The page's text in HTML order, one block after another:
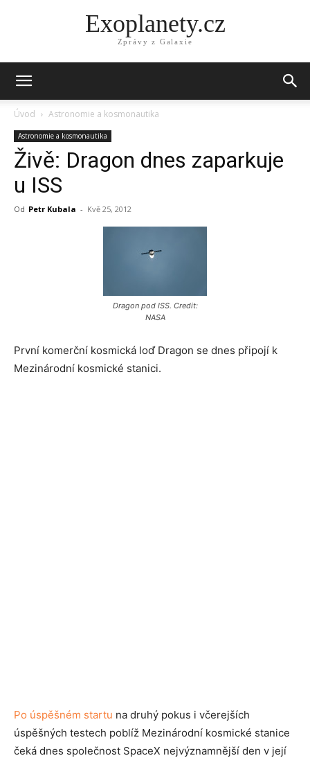
Exoplanety.cz
Zprávy z Galaxie
Úvod Astronomie a kosmonautika
Astronomie a kosmonautika
Živě: Dragon dnes zaparkuje
u ISS
Od Petr Kubala - Kvě 25, 2012
Dragon pod ISS. Credit:
NASA
První komerční kosmická loď Dragon se dnes připojí k
Mezinárodní kosmické stanici.
Po úspěšném startu na druhý pokus i včerejších
úspěšných testech poblíž Mezinárodní kosmické stanice
čeká dnes společnost SpaceX nejvýznamnější den v její